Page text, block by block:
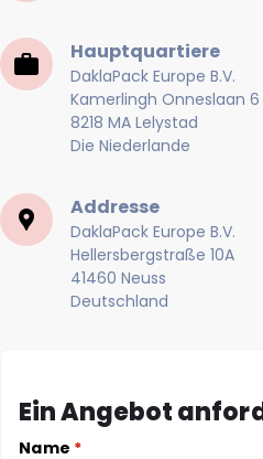
Hauptquartiere
DaklaPack Europe B.V.
Kamerlingh Onneslaan 6
8218 MA Lelystad
Die Niederlande
Addresse
DaklaPack Europe B.V.
Hellersbergstraße 10A
41460 Neuss
Deutschland
Ein Angebot
Name *